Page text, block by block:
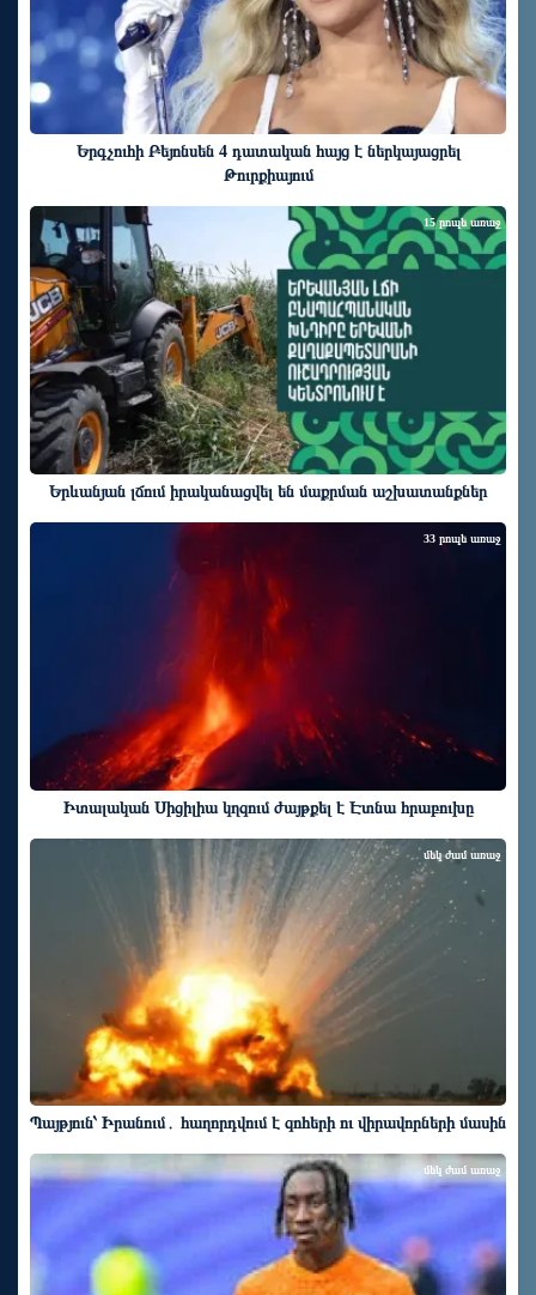
Երգչուհի Բեյոնսեն ​​4 դատական հայց է ներկայացրել
Թուրքիայում
Երևանյան լճում իրականացվել են մաքրման աշխատանքներ
15 րոպե առաջ
Իտալական Սիցիլիա կղզում ժայթքել է Էտնա հրաբուխը
33 րոպե առաջ
Պայթյուն՝ Իրանում․ հաղորդվում է զոհերի ու վիրավորների մասին
մեկ ժամ առաջ
մեկ ժամ առաջ